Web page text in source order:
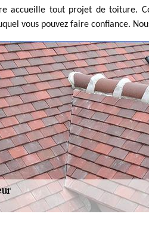
accueille tout projet de toiture.
vous pouvez faire confiance.